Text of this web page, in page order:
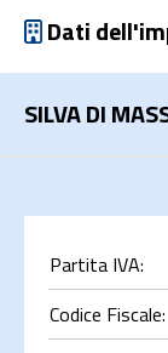
Cerca
Dati
SILVA DI
Partita IVA:
Codice Fiscale: